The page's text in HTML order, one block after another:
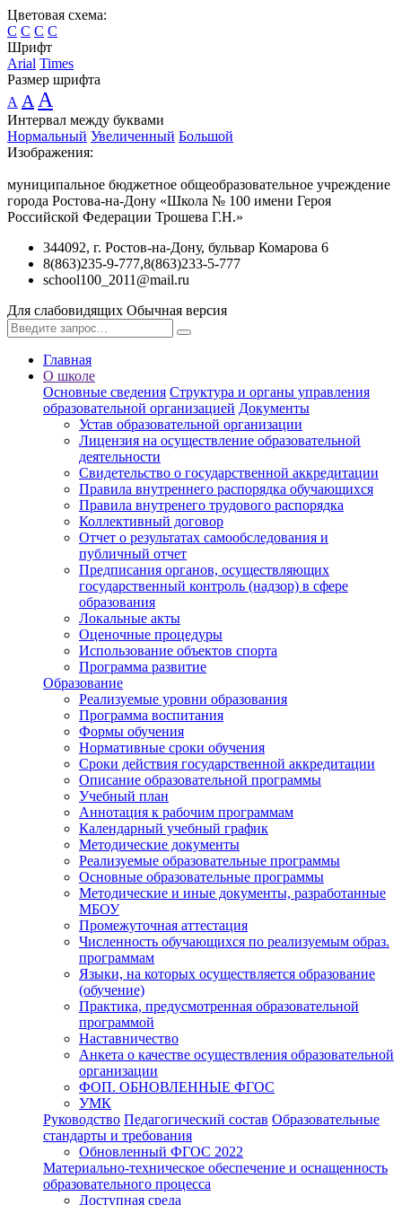
Цветовая схема:
C C C C
Шрифт
Arial Times
Размер шрифта
A A A
Интервал между буквами
Нормальный Увеличенный Большой
Изображения:
муниципальное бюджетное общеобразовательное учреждение
города Ростова-на-Дону «Школа № 100 имени Героя
Российской Федерации Трошева Г.Н.»
344092, г. Ростов-на-Дону, бульвар Комарова 6
8(863)235-9-777,8(863)233-5-777
school100_2011@mail.ru
Для слабовидящих Обычная версия
Главная
О школе
Основные сведения Структура и органы управления
образовательной организацией Документы
Устав образовательной организации
Лицензия на осуществление образовательной
деятельности
Свидетельство о государственной аккредитации
Правила внутреннего распорядка обучающихся
Правила внутренего трудового распорядка
Коллективный договор
Отчет о результатах самообследования и
публичный отчет
Предписания органов, осуществляющих
государственный контроль (надзор) в сфере
образования
Локальные акты
Оценочные процедуры
Использование объектов спорта
Программа развитие
Образование
Реализуемые уровни образования
Программа воспитания
Формы обучения
Нормативные сроки обучения
Сроки действия государственной аккредитации
Описание образовательной программы
Учебный план
Аннотация к рабочим программам
Календарный учебный график
Методические документы
Реализуемые образовательные программы
Основные образовательные программы
Методические и иные документы, разработанные
МБОУ
Промежуточная аттестация
Численность обучающихся по реализуемым образ.
программам
Языки, на которых осуществляется образование
(обучение)
Практика, предусмотренная образовательной
программой
Наставничество
Анкета о качестве осуществления образовательной
организации
ФОП. ОБНОВЛЕННЫЕ ФГОС
УМК
Руководство Педагогический состав Образовательные
стандарты и требования
Обновленный ФГОС 2022
Материально-техническое обеспечение и оснащенность
образовательного процесса
Доступная среда